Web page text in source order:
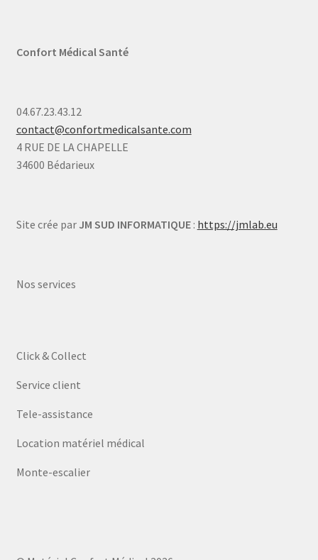
Confort Médical Santé
04.67.23.43.12
contact@confortmedicalsante.com
4 RUE DE LA CHAPELLE
34600 Bédarieux
Site crée par JM SUD INFORMATIQUE: https://jmlab.eu
Nos services
Click & Collect
Service client
Tele-assistance
Location matériel médical
Monte-escalier